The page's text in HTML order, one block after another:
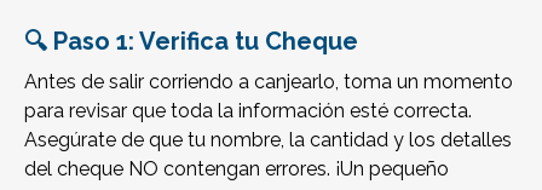
🔍 Paso 1: Verifica tu Cheque
Antes de salir corriendo a canjearlo, toma un momento
para revisar que toda la información esté correcta.
Asegúrate de que tu nombre, la cantidad y los detalles
del cheque NO contengan errores. ¡Un pequeño